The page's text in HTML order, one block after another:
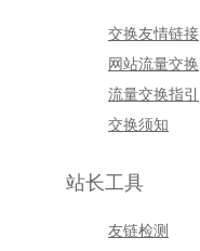
交换友情链接
网站流量交换
流量交换指引
交换须知
站长工具
友链检测